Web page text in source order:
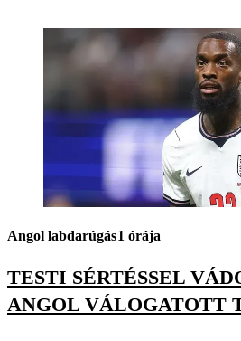
Angol labdarúgás1 órája
TESTI SÉRTÉSSEL
ANGOL VÁLOGATOTT